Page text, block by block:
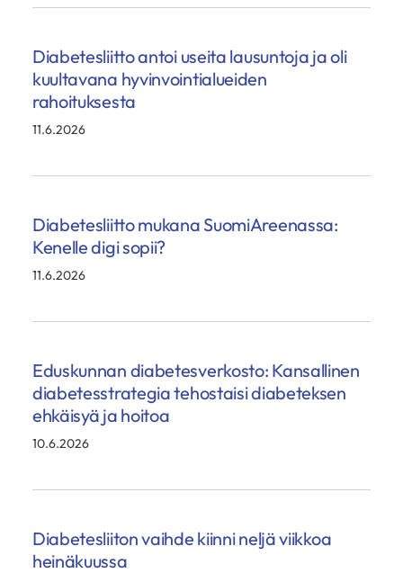
Diabetesliitto antoi useita lausuntoja ja oli
kuultavana hyvinvointialueiden
rahoituksesta
11.6.2026
Diabetesliitto mukana SuomiAreenassa:
Kenelle digi sopii?
11.6.2026
Eduskunnan diabetesverkosto: Kansallinen
diabetesstrategia tehostaisi diabeteksen
ehkäisyä ja hoitoa
10.6.2026
Diabetesliiton vaihde kiinni neljä viikkoa
heinäkuussa